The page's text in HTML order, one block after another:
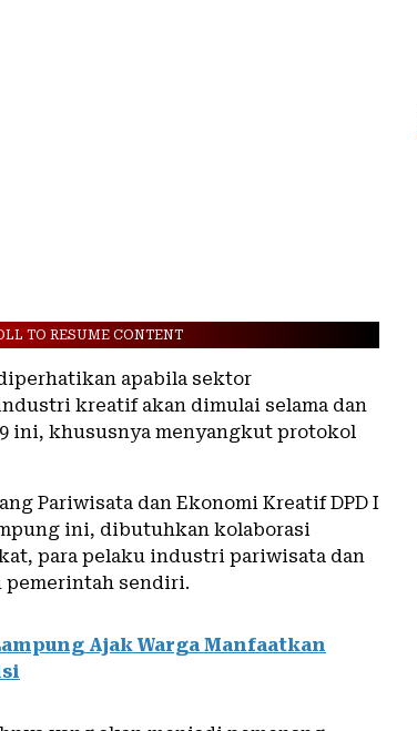
TO RESUME CONTENT
apabila sektor
kreatif akan dimulai selama dan
ini, khususnya menyangkut protokol
Pariwisata dan Ekonomi Kreatif DPD I
ini, dibutuhkan kolaborasi
para pelaku industri pariwisata dan
pemerintah sendiri.
Ajak Warga Manfaatkan